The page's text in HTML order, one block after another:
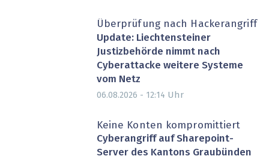
Überprüfung nach Hackerangriff
Update: Liechtensteiner
Justizbehörde nimmt nach
Cyberattacke weitere Systeme
vom Netz
06.08.2026 - 12:14 Uhr
Keine Konten kompromittiert
Cyberangriff auf Sharepoint-
Server des Kantons Graubünden